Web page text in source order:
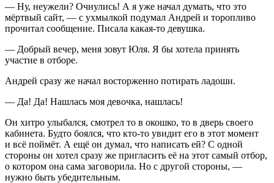
— Ну, неужели? Очнулись! А я уже начал думать, что это
мёртвый сайт, — с ухмылкой подумал Андрей и торопливо
прочитал сообщение. Писала какая-то девушка.
— Добрый вечер, меня зовут Юля. Я бы хотела принять
участие в отборе.
Андрей сразу же начал восторженно потирать ладоши.
— Да! Да! Нашлась моя девочка, нашлась!
Он хитро улыбался, смотрел то в окошко, то в дверь своего
кабинета. Будто боялся, что кто-то увидит его в этот момент
и всё поймёт. А ещё он думал, что написать ей? С одной
стороны он хотел сразу же пригласить её на этот самый отбор,
о котором она сама заговорила. Но с другой стороны, —
нужно быть убедительным.